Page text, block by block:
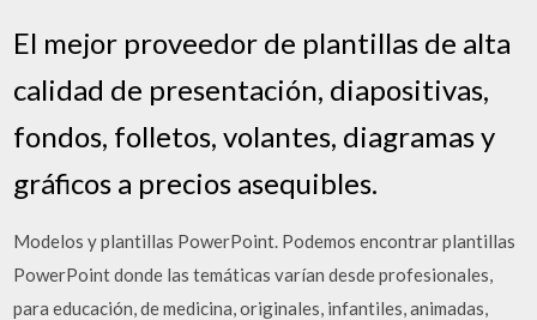
El mejor proveedor de plantillas de alta
calidad de presentación, diapositivas,
fondos, folletos, volantes, diagramas y
gráficos a precios asequibles.
Modelos y plantillas PowerPoint. Podemos encontrar plantillas
PowerPoint donde las temáticas varían desde profesionales,
para educación, de medicina, originales, infantiles, animadas,